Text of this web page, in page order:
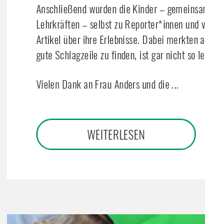
Anschließend wurden die Kinder –
Lehrkräften – selbst zu Reporter*innen und
Artikel über ihre Erlebnisse. Dabei merkten
gute Schlagzeile zu finden, ist gar nicht so
Vielen Dank an Frau Anders und die ...
WEITERLESEN